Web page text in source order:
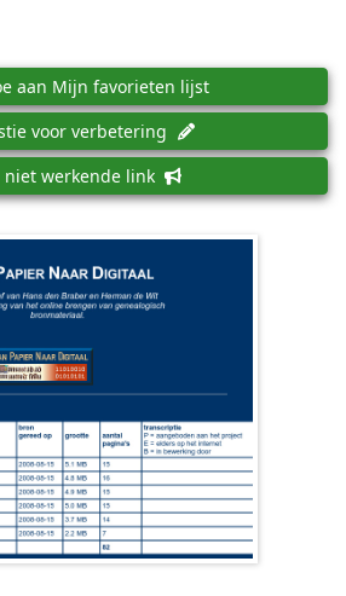
aan Mijn favorieten lijst
voor verbetering
niet werkende link